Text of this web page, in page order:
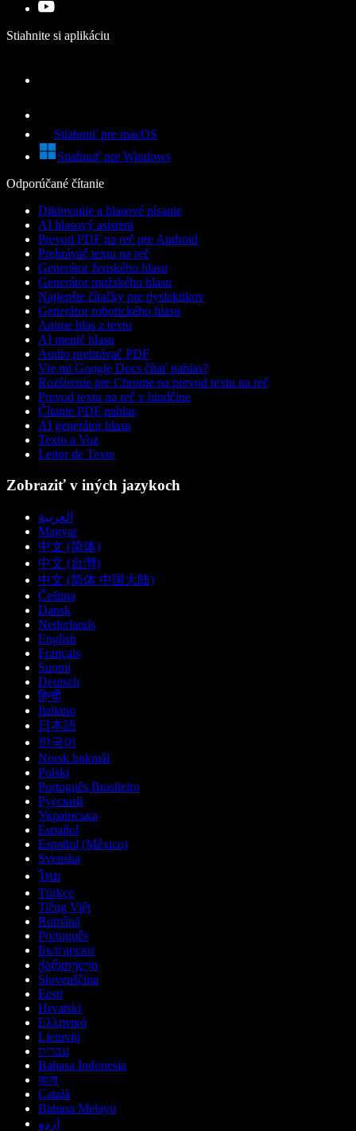
Stiahnite si aplikáciu
Stiahnuť pre macOS
Stiahnuť pre Windows
Odporúčané čítanie
Diktovanie a hlasové písanie
AI hlasový asistent
Prevod PDF na reč pre Android
Prehrávač textu na reč
Generátor ženského hlasu
Generátor mužského hlasu
Najlepšie čítačky pre dyslektikov
Generátor robotického hlasu
Anime hlas z textu
AI menič hlasu
Audio prehrávač PDF
Vie mi Google Docs čítať nahlas?
Rozšírenie pre Chrome na prevod textu na reč
Prevod textu na reč v hindčine
Čítanie PDF nahlas
AI generátor hlasu
Texto a Voz
Leitor de Texto
Zobraziť v iných jazykoch
العربية
Magyar
中文 (简体)
中文 (台灣)
中文 (简体 中国大陆)
Čeština
Dansk
Nederlands
English
Français
Suomi
Deutsch
हिन्दी
Italiano
日本語
한국어
Norsk bokmål
Polski
Português Brasileiro
Русский
Українська
Español
Español (México)
Svenska
ไทย
Türkçe
Tiếng Việt
Română
Português
Български
ქართული
Slovenščina
Eesti
Hrvatski
Ελληνικά
Lietuvių
עברית
Bahasa Indonesia
বাংলা
Català
Bahasa Melayu
اردو